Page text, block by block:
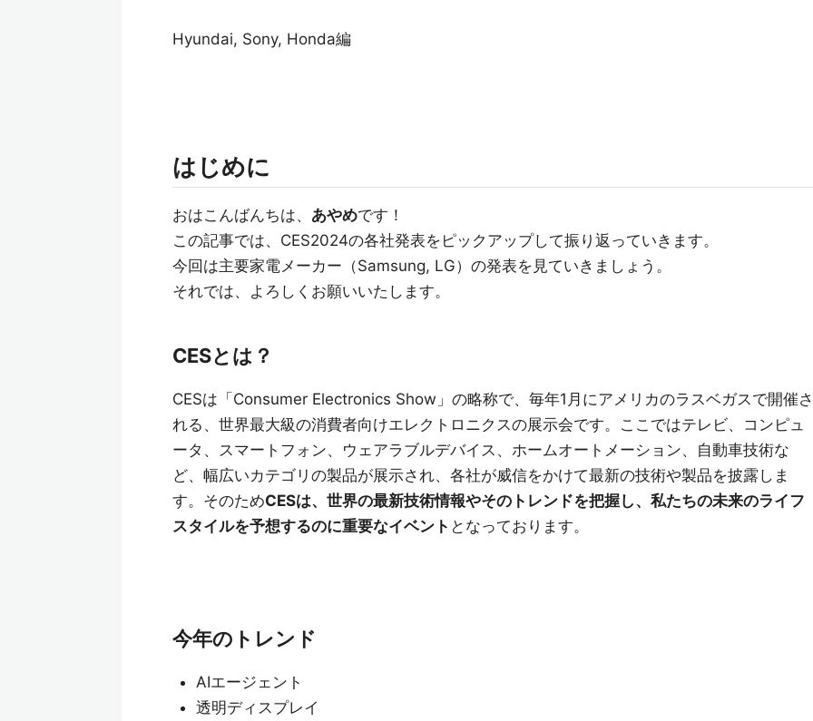
Hyundai, Sony, Honda編
はじめに
おはこんばんちは、 あやめです！
この記事では、CES2024の各社発表をピックアップして振り返っていきます。
今回は主要家電メーカー（Samsung, LG）の発表を見ていきましょう。
それでは、よろしくお願いいたします。
CESとは？
CESは「Consumer Electronics Show」の略称で、毎年1月にアメリカのラスベガスで開催さ
れる、世界最大級の消費者向けエレクトロニクスの展示会です。ここではテレビ、コンピュ
ータ、スマートフォン、ウェアラブルデバイス、ホームオートメーション、自動車技術な
ど、幅広いカテゴリの製品が展示され、各社が威信をかけて最新の技術や製品を披露しま
す。そのためCESは、世界の最新技術情報やそのトレンドを把握し、私たちの未来のライフ
スタイルを予想するのに重要なイベント となっております。
今年のトレンド
AIエージェント
透明ディスプレイ